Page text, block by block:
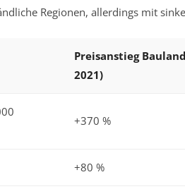
Regionen, allerdings mit
Preisanstieg
2021)
+370 %
+80 %